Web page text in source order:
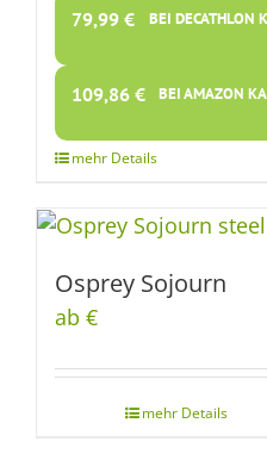
79,99 € BEI DECATHLON
109,86 € BEI AMAZON
Osprey Sojourn
ab €